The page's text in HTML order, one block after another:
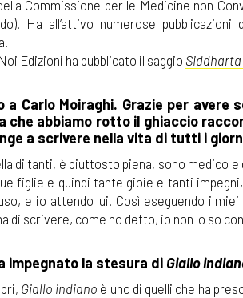
Commissione per le Medicine non
Ha all’attivo numerose
Edizioni ha pubblicato il saggio
a Carlo Moiraghi. Grazie per
che abbiamo rotto il ghiaccio
a scrivere nella vita di tutti i
di tanti, è piuttosto piena, sono medico
figlie e quindi tante gioie e tanti
e io attendo lui. Così eseguendo i
di scrivere, come ho detto, io non lo so
impegnato la stesura di Giallo
Giallo indiano è uno di quelli che ha